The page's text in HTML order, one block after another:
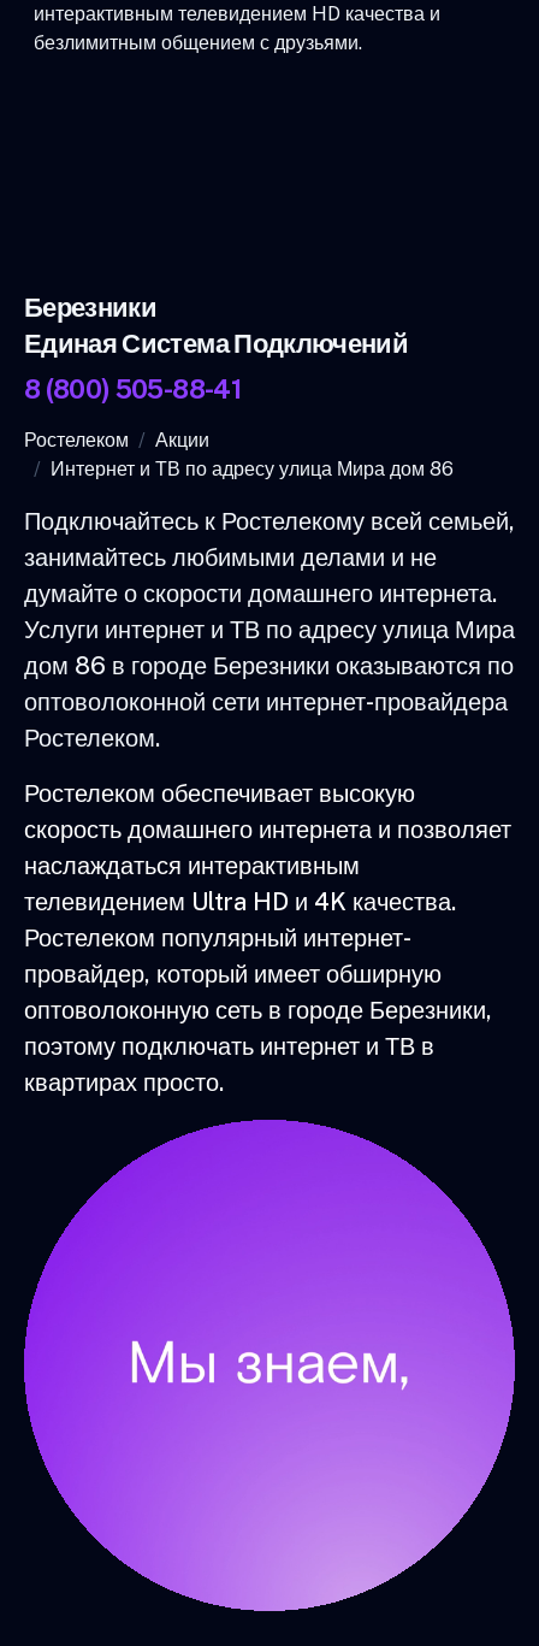
интерактивным телевидением HD качества и
безлимитным общением с друзьями.
Березники
Единая Система Подключений
8 (800) 505-88-41
Ростелеком
Акции
Интернет и ТВ по адресу улица Мира дом 86
Подключайтесь к Ростелекому всей семьей,
занимайтесь любимыми делами и не
думайте о скорости домашнего интернета.
Услуги интернет и ТВ по адресу улица Мира
дом 86 в городе Березники оказываются по
оптоволоконной сети интернет-провайдера
Ростелеком.
Ростелеком обеспечивает высокую
скорость домашнего интернета и позволяет
наслаждаться интерактивным
телевидением Ultra HD и 4K качества.
Ростелеком популярный интернет-
провайдер, который имеет обширную
оптоволоконную сеть в городе Березники,
поэтому подключать интернет и ТВ в
квартирах просто.